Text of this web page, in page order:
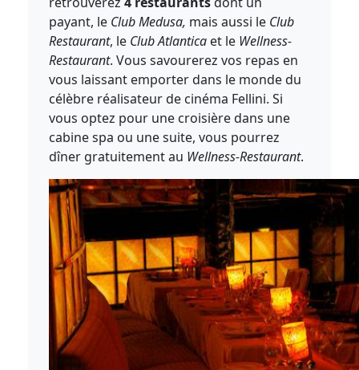
payant, le Club Medusa, mais aussi le Club
Restaurant, le Club Atlantica et le Wellness-
Restaurant. Vous savourerez vos repas en
vous laissant emporter dans le monde du
célèbre réalisateur de cinéma Fellini. Si
vous optez pour une croisière dans une
cabine spa ou une suite, vous pourrez
dîner gratuitement au Wellness-Restaurant.